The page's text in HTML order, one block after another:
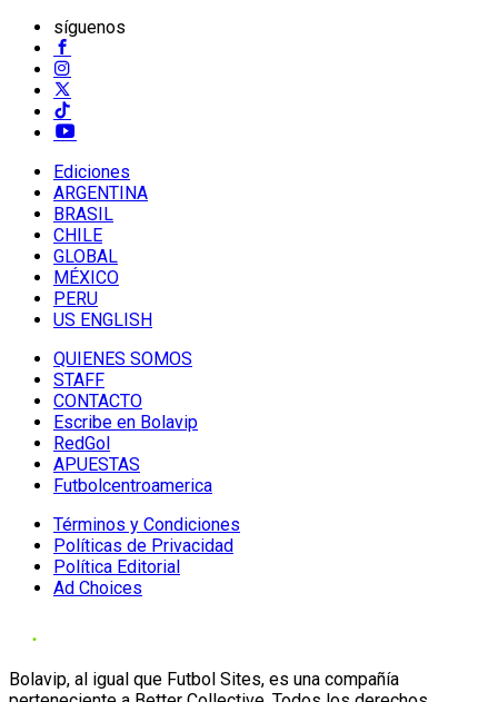
síguenos
Ediciones
ARGENTINA
BRASIL
CHILE
GLOBAL
MÉXICO
PERU
US ENGLISH
QUIENES SOMOS
STAFF
CONTACTO
Escribe en Bolavip
RedGol
APUESTAS
Futbolcentroamerica
Términos y Condiciones
Políticas de Privacidad
Política Editorial
Ad Choices
Bolavip, al igual que Futbol Sites, es una compañía